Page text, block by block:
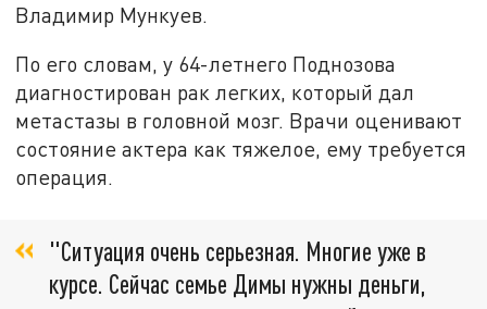
Владимир Мункуев.
По его словам, у 64-летнего Поднозова
диагностирован рак легких, который дал
метастазы в головной мозг. Врачи оценивают
состояние актера как тяжелое, ему требуется
операция.
"Ситуация очень серьезная. Многие уже в
курсе. Сейчас семье Димы нужны деньги,